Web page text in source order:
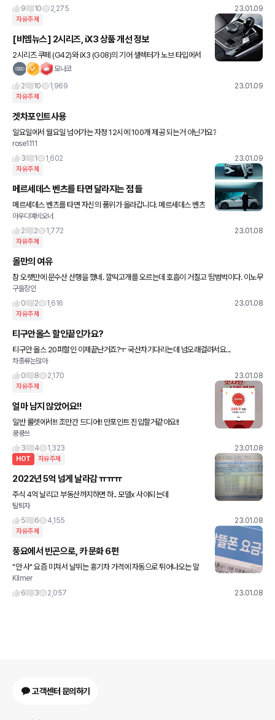
9
10 2,275 23.01.09
자유주제
[비엠뉴스] 2시리즈, iX3 상품 개선 정보
2시리즈 쿠페 (G42)와 iX3 (G08)의 기어 셀렉터가 노브 타입에서
토글형으로 변경 될 예정입니다. G42와 G08 차량 구매를 앞두고
모나코
2
10 1,969 23.01.09
자유주제
겟차포인트사용
일요일에서 월요일 넘어가는 자정 12시에 100개 제공 되는거 아닌가요?
rose1111
3
1 1,602 23.01.09
자유주제
메르세데스 벤츠를 타면 달라지는 점 들
메르세데스 벤츠를 타면 자신의 품위가 올라갑니다. 메르세데스 벤츠
를 타면 사람들에게 존경을 받습니다. 메르세데스 벤츠를 타면 상대
방의 태도가 달라집니다. 메르세데스 벤츠를 타면 신분상승을 합니
다.
아우디예비오너
2
2 1,772 23.01.08
자유주제
올만의 여유
참 오랫만에 문수산 산행을 했네. 깔딱고개를 오르는데 호흡이 거칠고 땀범벅이다. 이노무
신체나이 탓인가?
구들장인
0
2 1,616 23.01.08
자유주제
티구안올스 할인끝인가요?
티구안 올스 20퍼할인 이제끝난거죠?ㅜ 국산차기다리는데 넘오래걸려서요...
차종류는많아
0
8 2,170 23.01.08
자유주제
얼마 남지 않았어요!!
일반 룰렛에서!!! 조만간 드디어!! 만포인트 진입할거같아요!!
쿵쿵쓰
3
4 1,323 23.01.08
HOT 자유주제
2022년 5억 넘게 날라감 ㅠㅠㅠ
주식 4억 날리고 부동산까지하면 하.. 모델x 사야되는데
탈퇴자
5
6 4,155 23.01.08
자유주제
풍요에서 빈곤으로, 카 문화 6편
"안 사" 요즘 미쳐서 날뛰는 흉기차 가격에 자동으로 튀어나오는 말
입니다. "응 꺼져" 거기에 코웃음치는 현기차이기도 합니다. 저명한
독일 자동차 언론 아우토빌트도 인정하고, 미국 J
Kilmer
6
3 2,057 23.01.08
고객센터 문의하기